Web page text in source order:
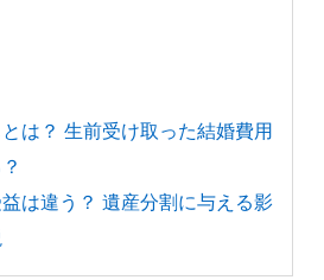
は？ 生前受け取った結婚費用
は違う？ 遺産分割に与える影